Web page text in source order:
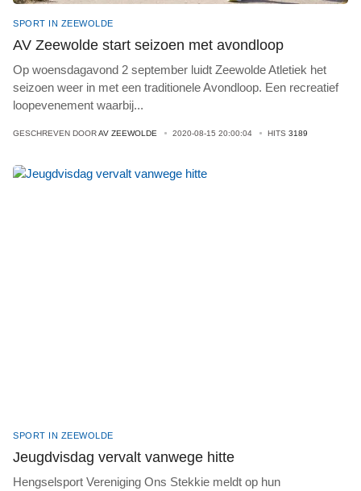
SPORT IN ZEEWOLDE
AV Zeewolde start seizoen met avondloop
Op woensdagavond 2 september luidt Zeewolde Atletiek het
seizoen weer in met een traditionele Avondloop. Een recreatief
loopevenement waarbij...
GESCHREVEN DOORAV ZEEWOLDE 2020-08-15 20:00:04 HITS 3189
SPORT IN ZEEWOLDE
Jeugdvisdag vervalt vanwege hitte
Hengselsport Vereniging Ons Stekkie meldt op hun